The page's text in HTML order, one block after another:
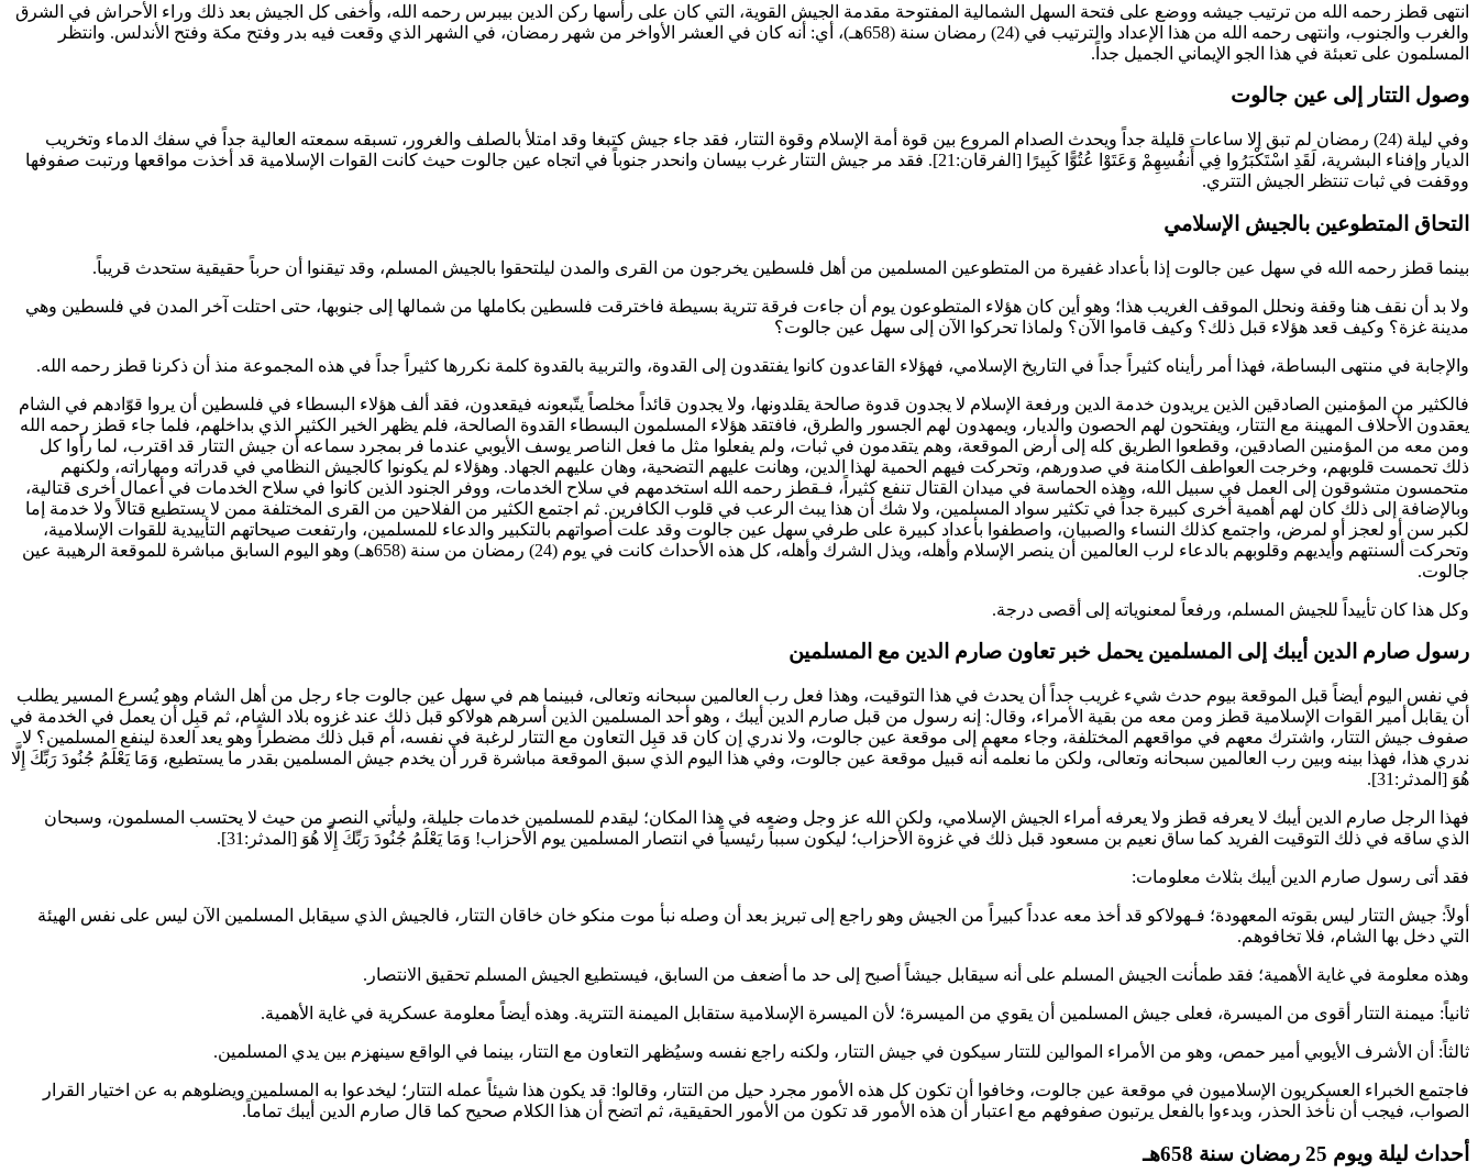
انتهى قطز رحمه الله من ترتيب جيشه ووضع على فتحة السهل الشمالية المفتوحة مقدمة الجيش القوية، التي كان على رأسها ركن الدين بيبرس رحمه الله، وأخفى كل الجيش بعد ذلك وراء الأحراش في الشرق
والغرب والجنوب، وانتهى رحمه الله من هذا الإعداد والترتيب في (24) رمضان سنة (658هـ)، أي: أنه كان في العشر الأواخر من شهر رمضان، في الشهر الذي وقعت فيه بدر وفتح مكة وفتح الأندلس. وانتظر
المسلمون على تعبئة في هذا الجو الإيماني الجميل جداً.
وصول التتار إلى عين جالوت
وفي ليلة (24) رمضان لم تبق إلا ساعات قليلة جداً ويحدث الصدام المروع بين قوة أمة الإسلام وقوة التتار، فقد جاء جيش كتبغا وقد امتلأ بالصلف والغرور، تسبقه سمعته العالية جداً في سفك الدماء وتخريب
الديار وإفناء البشرية، لَقَدِ اسْتَكْبَرُوا فِي أَنفُسِهِمْ وَعَتَوْا عُتُوًّا كَبِيرًا
[الفرقان:21]. فقد مر جيش التتار غرب بيسان وانحدر جنوباً في اتجاه عين جالوت حيث كانت القوات الإسلامية قد أخذت مواقعها ورتبت صفوفها
ووقفت في ثبات تنتظر الجيش التتري.
التحاق المتطوعين بالجيش الإسلامي
بينما قطز رحمه الله في سهل عين جالوت إذا بأعداد غفيرة من المتطوعين المسلمين من أهل فلسطين يخرجون من القرى والمدن ليلتحقوا بالجيش المسلم، وقد تيقنوا أن حرباً حقيقية ستحدث قريباً.
ولا بد أن نقف هنا وقفة ونحلل الموقف الغريب هذا؛ وهو أين كان هؤلاء المتطوعون يوم أن جاءت فرقة تترية بسيطة فاخترقت فلسطين بكاملها من شمالها إلى جنوبها، حتى احتلت آخر المدن في فلسطين وهي
مدينة غزة؟ وكيف قعد هؤلاء قبل ذلك؟ وكيف قاموا الآن؟ ولماذا تحركوا الآن إلى سهل عين جالوت؟
والإجابة في منتهى البساطة، فهذا أمر رأيناه كثيراً جداً في التاريخ الإسلامي، فهؤلاء القاعدون كانوا يفتقدون إلى القدوة، والتربية بالقدوة كلمة نكررها كثيراً جداً في هذه المجموعة منذ أن ذكرنا قطز رحمه الله.
فالكثير من المؤمنين الصادقين الذين يريدون خدمة الدين ورفعة الإسلام لا يجدون قدوة صالحة يقلدونها، ولا يجدون قائداً مخلصاً يتّبعونه فيقعدون، فقد ألف هؤلاء البسطاء في فلسطين أن يروا قوّادهم في الشام
يعقدون الأحلاف المهينة مع التتار، ويفتحون لهم الحصون والديار، ويمهدون لهم الجسور والطرق، فافتقد هؤلاء المسلمون البسطاء القدوة الصالحة، فلم يظهر الخير الكثير الذي بداخلهم، فلما جاء قطز رحمه الله
ومن معه من المؤمنين الصادقين، وقطعوا الطريق كله إلى أرض الموقعة، وهم يتقدمون في ثبات، ولم يفعلوا مثل ما فعل الناصر يوسف الأيوبي عندما فر بمجرد سماعه أن جيش التتار قد اقترب، لما رأوا كل
ذلك تحمست قلوبهم، وخرجت العواطف الكامنة في صدورهم، وتحركت فيهم الحمية لهذا الدين، وهانت عليهم التضحية، وهان عليهم الجهاد. وهؤلاء لم يكونوا كالجيش النظامي في قدراته ومهاراته، ولكنهم
متحمسون متشوقون إلى العمل في سبيل الله، وهذه الحماسة في ميدان القتال تنفع كثيراً، فـقطز رحمه الله استخدمهم في سلاح الخدمات، ووفر الجنود الذين كانوا في سلاح الخدمات في أعمال أخرى قتالية،
وبالإضافة إلى ذلك كان لهم أهمية أخرى كبيرة جداً في تكثير سواد المسلمين، ولا شك أن هذا يبث الرعب في قلوب الكافرين. ثم اجتمع الكثير من الفلاحين من القرى المختلفة ممن لا يستطيع قتالاً ولا خدمة إما
لكبر سن أو لعجز أو لمرض، واجتمع كذلك النساء والصبيان، واصطفوا بأعداد كبيرة على طرفي سهل عين جالوت وقد علت أصواتهم بالتكبير والدعاء للمسلمين، وارتفعت صيحاتهم التأييدية للقوات الإسلامية،
وتحركت ألسنتهم وأيديهم وقلوبهم بالدعاء لرب العالمين أن ينصر الإسلام وأهله، ويذل الشرك وأهله، كل هذه الأحداث كانت في يوم (24) رمضان من سنة (658هـ) وهو اليوم السابق مباشرة للموقعة الرهيبة عين
جالوت.
وكل هذا كان تأييداً للجيش المسلم، ورفعاً لمعنوياته إلى أقصى درجة.
رسول صارم الدين أيبك إلى المسلمين يحمل خبر تعاون صارم الدين مع المسلمين
في نفس اليوم أيضاً قبل الموقعة بيوم حدث شيء غريب جداً أن يحدث في هذا التوقيت، وهذا فعل رب العالمين سبحانه وتعالى، فبينما هم في سهل عين جالوت جاء رجل من أهل الشام وهو يُسرع المسير يطلب
أن يقابل أمير القوات الإسلامية قطز ومن معه من بقية الأمراء، وقال: إنه رسول من قبل صارم الدين أيبك ، وهو أحد المسلمين الذين أسرهم هولاكو قبل ذلك عند غزوه بلاد الشام، ثم قبِل أن يعمل في الخدمة في
صفوف جيش التتار، واشترك معهم في مواقعهم المختلفة، وجاء معهم إلى موقعة عين جالوت، ولا ندري إن كان قد قبِل التعاون مع التتار لرغبة في نفسه، أم قبل ذلك مضطراً وهو يعد العدة لينفع المسلمين؟ لا
ندري هذا، فهذا بينه وبين رب العالمين سبحانه وتعالى، ولكن ما نعلمه أنه قبيل موقعة عين جالوت، وفي هذا اليوم الذي سبق الموقعة مباشرة قرر أن يخدم جيش المسلمين بقدر ما يستطيع، وَمَا يَعْلَمُ جُنُودَ رَبِّكَ إِلَّا
هُوَ [المدثر:31].
فهذا الرجل صارم الدين أيبك لا يعرفه قطز ولا يعرفه أمراء الجيش الإسلامي، ولكن الله عز وجل وضعه في هذا المكان؛ ليقدم للمسلمين خدمات جليلة، وليأتي النصر من حيث لا يحتسب المسلمون، وسبحان
الذي ساقه في ذلك التوقيت الفريد كما ساق نعيم بن مسعود قبل ذلك في غزوة الأحزاب؛ ليكون سبباً رئيسياً في انتصار المسلمين يوم الأحزاب! وَمَا يَعْلَمُ جُنُودَ رَبِّكَ إِلَّا هُوَ [المدثر:31].
فقد أتى رسول صارم الدين أيبك بثلاث معلومات:
أولاً: جيش التتار ليس بقوته المعهودة؛ فـهولاكو قد أخذ معه عدداً كبيراً من الجيش وهو راجع إلى تبريز بعد أن وصله نبأ موت منكو خان خاقان التتار، فالجيش الذي سيقابل المسلمين الآن ليس على نفس الهيئة
التي دخل بها الشام، فلا تخافوهم.
وهذه معلومة في غاية الأهمية؛ فقد طمأنت الجيش المسلم على أنه سيقابل جيشاً أصبح إلى حد ما أضعف من السابق، فيستطيع الجيش المسلم تحقيق الانتصار.
ثانياً: ميمنة التتار أقوى من الميسرة، فعلى جيش المسلمين أن يقوي من الميسرة؛ لأن الميسرة الإسلامية ستقابل الميمنة التترية. وهذه أيضاً معلومة عسكرية في غاية الأهمية.
ثالثاً: أن الأشرف الأيوبي أمير حمص، وهو من الأمراء الموالين للتتار سيكون في جيش التتار، ولكنه راجع نفسه وسيُظهر التعاون مع التتار، بينما في الواقع سينهزم بين يدي المسلمين.
فاجتمع الخبراء العسكريون الإسلاميون في موقعة عين جالوت، وخافوا أن تكون كل هذه الأمور مجرد حيل من التتار، وقالوا: قد يكون هذا شيئاً عمله التتار؛ ليخدعوا به المسلمين ويضلوهم به عن اختيار القرار
الصواب، فيجب أن نأخذ الحذر، وبدءوا بالفعل يرتبون صفوفهم مع اعتبار أن هذه الأمور قد تكون من الأمور الحقيقية، ثم اتضح أن هذا الكلام صحيح كما قال صارم الدين أيبك تماماً.
أحداث ليلة ويوم 25 رمضان سنة 658هـ